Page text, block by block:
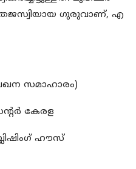
ഗുരുവാണ്, എ
സമാഹാരം)
കേരള
ഹൗസ്‌